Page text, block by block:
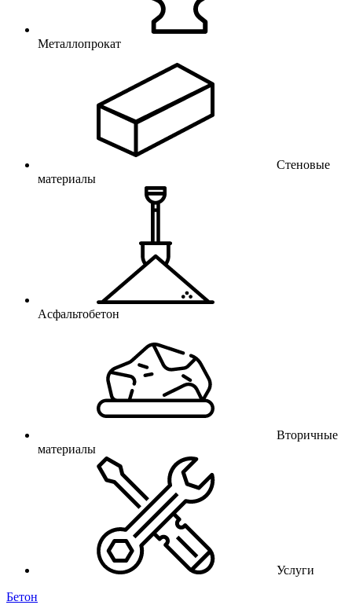
Металлопрокат
Стеновые
материалы
Асфальтобетон
Вторичные
материалы
Услуги
Бетон